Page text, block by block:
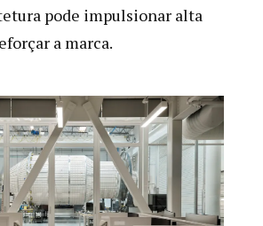
pode impulsionar alta
a marca.